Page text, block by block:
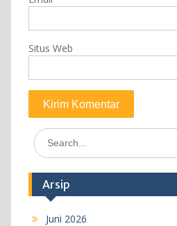
Situs Web
Search
for:
Arsip
Juni 2026